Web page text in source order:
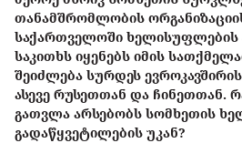
თანამშრომლობის
საქართველოში ხელისუფლების
საკითხს იყენებს იმის
შეიძლება სურდეს
ასევე რუსეთთან და ჩინეთთან.
გათვლა არსებობს სომხეთის
გადაწყვეტილების უკან?